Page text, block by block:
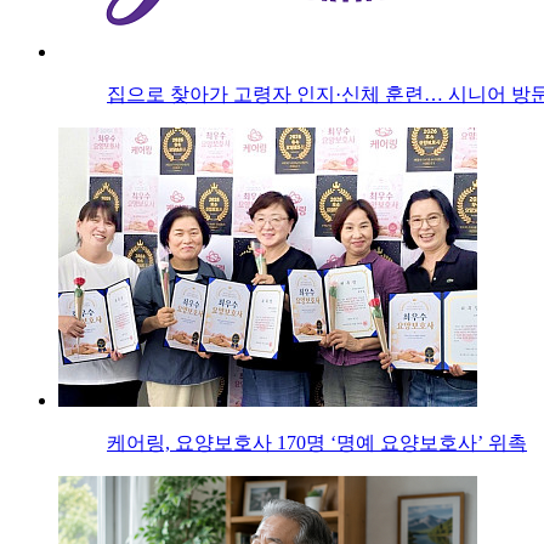
집으로 찾아가 고령자 인지·신체 훈련… 시니어 방
케어링, 요양보호사 170명 ‘명예 요양보호사’ 위촉